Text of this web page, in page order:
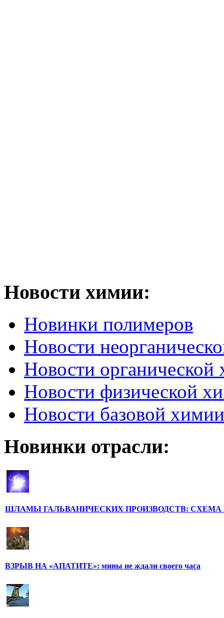
Новости химии:
Новинки полимеров
Новости
Новости органической
Новости физической
Новости базовой химии
Новинки отрасли:
ШЛАМЫ ГАЛЬВАНИЧЕСКИХ ПРОИЗВОДСТВ: СХЕМА
ВЗРЫВ НА «АПАТИТЕ»: мины не ждали своего часа